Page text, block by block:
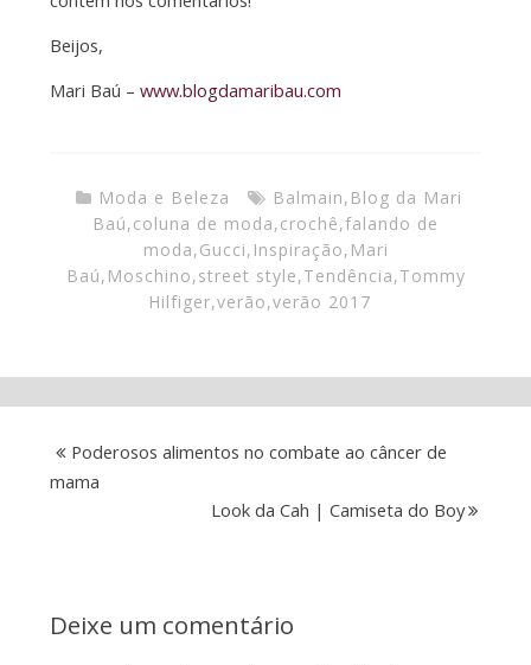
Beijos,
Mari Baú – www.blogdamaribau.com
Moda e Beleza Balmain, Blog da Mari
Baú,coluna de moda,crochê,falando de
moda,Gucci, Inspiração, Mari
Baú, Moschino,street style,Tendência,Tommy
Hilfiger,verão,verão 2017
Poderosos alimentos no combate ao câncer de
mama
Look da Cah | Camiseta do Boy
Deixe um comentário